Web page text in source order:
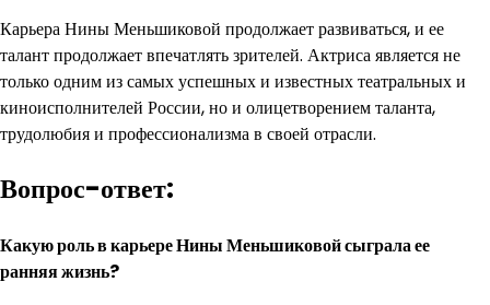
Карьера Нины Меньшиковой продолжает развиваться, и ее
талант продолжает впечатлять зрителей. Актриса является не
только одним из самых успешных и известных театральных и
киноисполнителей России, но и олицетворением таланта,
трудолюбия и профессионализма в своей отрасли.
Вопрос-ответ:
Какую роль в карьере Нины Меньшиковой сыграла ее
ранняя жизнь?